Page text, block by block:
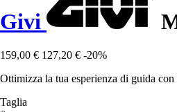
Givi
159,00 € 127,20 € -20%
Ottimizza la tua esperienza di guida
Taglia